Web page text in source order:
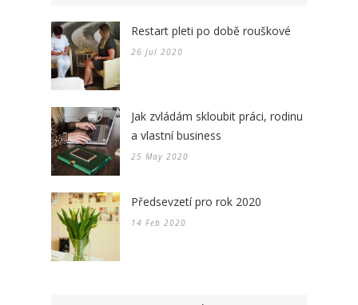
Restart pleti po době rouškové
26 Jul 2020
Jak zvládám skloubit práci, rodinu
a vlastní business
25 May 2020
Předsevzetí pro rok 2020
14 Feb 2020